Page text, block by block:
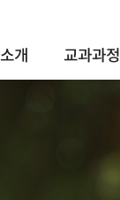
개
교과과정